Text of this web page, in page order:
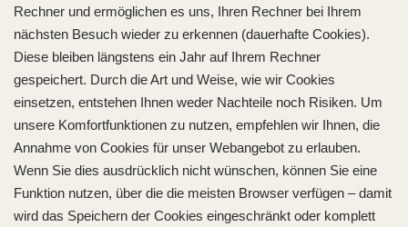
Rechner und ermöglichen es uns, Ihren Rechner bei Ihrem
nächsten Besuch wieder zu erkennen (dauerhafte Cookies).
Diese bleiben längstens ein Jahr auf Ihrem Rechner
gespeichert. Durch die Art und Weise, wie wir Cookies
einsetzen, entstehen Ihnen weder Nachteile noch Risiken. Um
unsere Komfortfunktionen zu nutzen, empfehlen wir Ihnen, die
Annahme von Cookies für unser Webangebot zu erlauben.
Wenn Sie dies ausdrücklich nicht wünschen, können Sie eine
Funktion nutzen, über die die meisten Browser verfügen – damit
wird das Speichern der Cookies eingeschränkt oder komplett